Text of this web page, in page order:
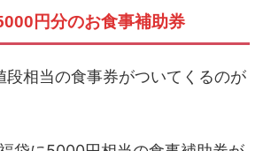
円分のお食事補助券
段相当の食事券がついてくるのが